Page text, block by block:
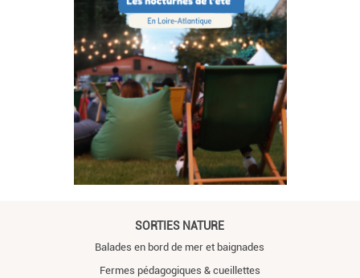
SORTIES NATURE
Balades en bord de mer et baignades
Fermes pédagogiques & cueillettes